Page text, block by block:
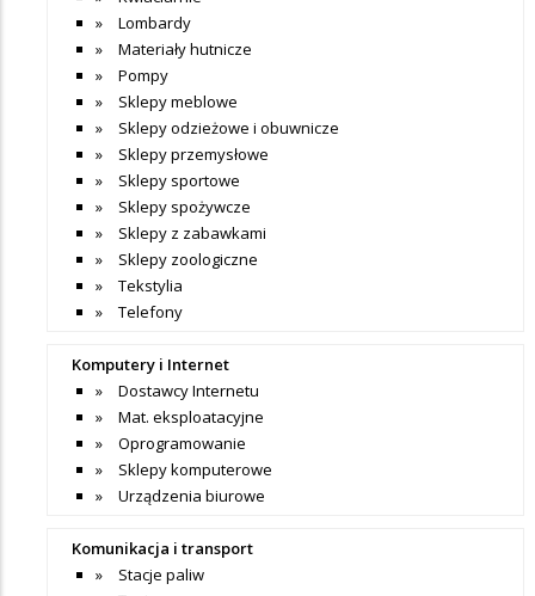
Lombardy
Materiały hutnicze
Pompy
Sklepy meblowe
Sklepy odzieżowe i obuwnicze
Sklepy przemysłowe
Sklepy sportowe
Sklepy spożywcze
Sklepy z zabawkami
Sklepy zoologiczne
Tekstylia
Telefony
Komputery i Internet
Dostawcy Internetu
Mat. eksploatacyjne
Oprogramowanie
Sklepy komputerowe
Urządzenia biurowe
Komunikacja i transport
Stacje paliw